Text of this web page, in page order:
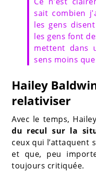
sait combien
les gens
les gens font
mettent dans
sens moins
Hailey
relativiser
Avec le temps,
du recul sur la
ceux qui l’attaquent
et que, peu
toujours critiquée.